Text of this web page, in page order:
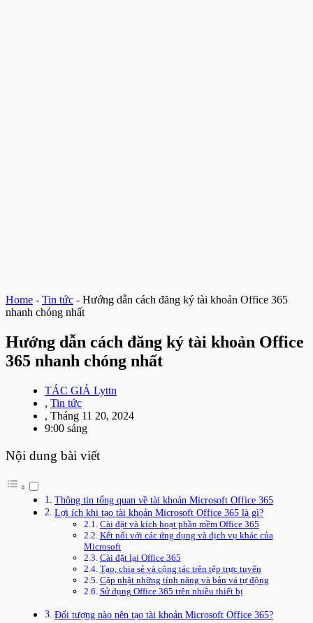
Home - Tin tức - Hướng dẫn cách đăng ký tài khoản Office 365
nhanh chóng nhất
Hướng dẫn cách đăng ký tài khoản Office
365 nhanh chóng nhất
TÁC GIẢ Lyttn
, Tin tức
, Tháng 11 20, 2024
9:00 sáng
Nội dung bài viết
Thông tin tổng quan về tài khoản Microsoft Office 365
Lợi ích khi tạo tài khoản Microsoft Office 365 là gì?
Cài đặt và kích hoạt phần mềm Office 365
Kết nối với các ứng dụng và dịch vụ khác của
Microsoft
Cài đặt lại Office 365
Tạo, chia sẻ và cộng tác trên tệp trực tuyến
Cập nhật những tính năng và bản vá tự động
Sử dụng Office 365 trên nhiều thiết bị
Đối tượng nào nên tạo tài khoản Microsoft Office 365?